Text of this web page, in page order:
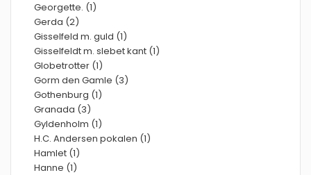
Georgette. (1)
Gerda (2)
Gisselfeld m. guld (1)
Gisselfeldt m. slebet kant (1)
Globetrotter (1)
Gorm den Gamle (3)
Gothenburg (1)
Granada (3)
Gyldenholm (1)
H.C. Andersen pokalen (1)
Hamlet (1)
Hanne (1)